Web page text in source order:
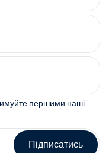
першими наші
Підписатись